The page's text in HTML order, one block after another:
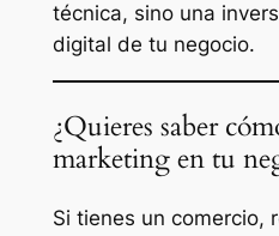
técnica, sino una
digital de tu negocio.
¿Quieres saber
marketing en tu
Si tienes un comercio,